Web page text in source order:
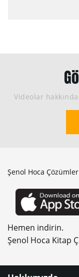
Videolar
Şenol Hoca
Hemen indirin.
Şenol Hoca Kitap